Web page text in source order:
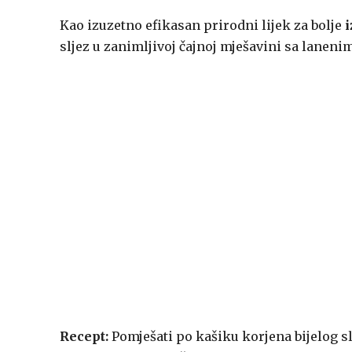
Kao izuzetno efikasan prirodni lijek za bolje
sljez u zanimljivoj čajnoj mješavini sa
Recept: Pomješati po kašiku korjena bijelog